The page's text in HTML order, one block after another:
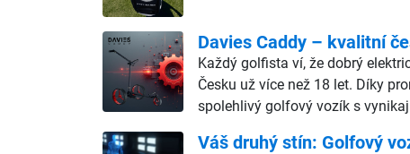
Davies Caddy – kvalitní
Každý golfista ví, že dobrý
Česku už více než 18 let. Díky
spolehlivý golfový vozík s
Váš druhý stín: Golfový